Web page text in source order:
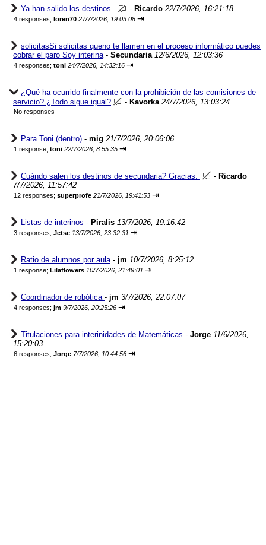
Ya han salido los destinos. - Ricardo 22/7/2026, 16:21:18
4 responses; loren70 27/7/2026, 19:03:08 ⇥
solicitasSi solicitas queno te llamen en el proceso informático puedes
cobrar el paro Soy interina- Secundaria 12/6/2026, 12:03:36
4 responses; toni 24/7/2026, 14:32:16 ⇥
¿Qué ha ocurrido finalmente con la prohibición de las comisiones de
servicio? ¿Todo sigue igual?
- Kavorka 24/7/2026, 13:03:24
No responses
Para Toni (dentro) - mig 21/7/2026, 20:06:06
1 response; toni 22/7/2026, 8:55:35 ⇥
Cuándo salen los destinos de secundaria? Gracias. - Ricardo
7/7/2026, 11:57:42
12 responses; superprofe 21/7/2026, 19:41:53 ⇥
Listas de interinos - Piralis 13/7/2026, 19:16:42
3 responses; Jetse 13/7/2026, 23:32:31 ⇥
Ratio de alumnos por aula- jm 10/7/2026, 8:25:12
1 response; Lilaflowers 10/7/2026, 21:49:01 ⇥
Coordinador de robótica - jm 3/7/2026, 22:07:07
4 responses; jm 9/7/2026, 20:25:26 ⇥
Titulaciones para interinidades de Matemáticas - Jorge 11/6/2026,
15:20:03
6 responses; Jorge 7/7/2026, 10:44:56 ⇥